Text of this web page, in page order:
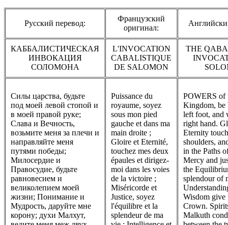
Русский перевод:
Французский
оригинал:
КАББАЛИСТИЧЕСКАЯ
ИНВОКАЦИЯ
СОЛОМОНА
L'INVOCATION
CABALISTIQUE
DE SALOMON
THE
Силы царства, будьте
под моей левой стопой и
в моей правой руке;
Слава и Вечность,
возьмите меня за плечи и
направляйте меня
путями победы;
Милосердие и
Правосудие, будьте
равновесием и
великолепием моей
жизни; Понимание и
Мудрость, даруйте мне
корону; духи Малхут,
Puissance du
royaume, soyez
sous mon pied
gauche et dans ma
main droite ;
Gloire et Eternité,
touchez mes deux
épaules et dirigez-
moi dans les voies
de la victoire ;
Miséricorde et
Justice, soyez
l'équilibre et la
splendeur de ma
POWERS of
Kingdom, be
left foot, and
right hand.
Eternity
shoulders,
in the Paths
Mercy and
the
splendour of
Wisdom give
Crown.
Malkuth